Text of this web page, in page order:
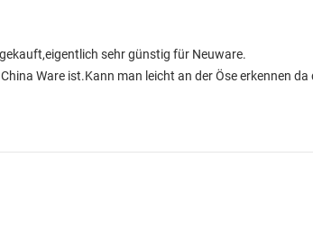
sehr günstig für Neuware.
Ware ist.Kann man leicht an der Öse erkennen